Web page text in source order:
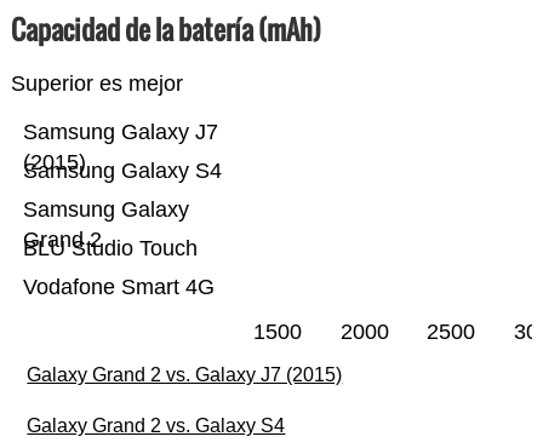
Capacidad de la batería (mAh)
Superior es mejor
Vodafone Smart 4G
BLU Studio Touch
Samsung Galaxy
Grand 2
Samsung Galaxy S4
Samsung Galaxy J7
(2015)
1500 2000 2500
Galaxy Grand 2 vs. Galaxy J7 (2015)
Galaxy Grand 2 vs. Galaxy S4